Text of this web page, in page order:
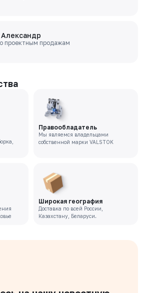
проектным продажам
Правообладатель
Мы являемся владельцами
собственной марки VALSTOK
Широкая география
Доставка по всей России,
Казахстану, Беларуси.